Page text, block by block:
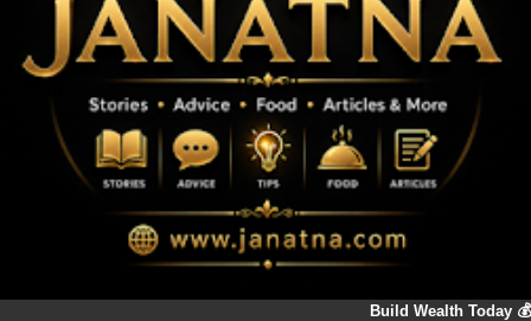
💰 Build Wealth Today